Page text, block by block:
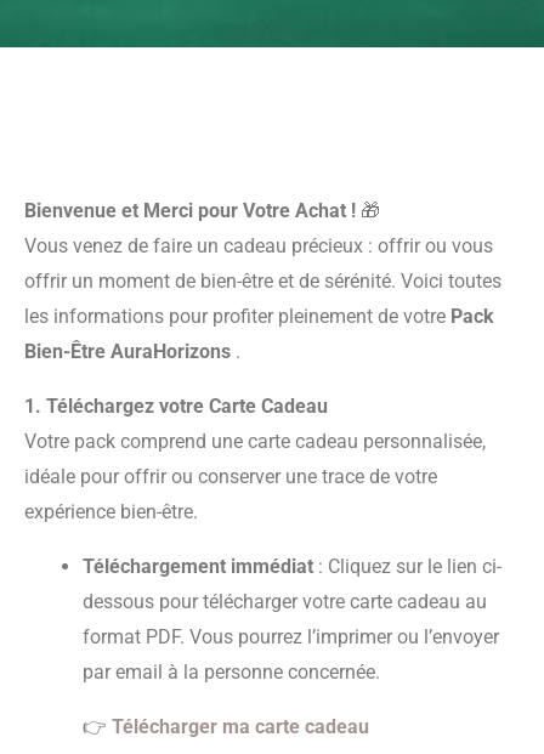
Bienvenue et Merci pour Votre Achat ! 🎁
Vous venez de faire un cadeau précieux : offrir ou vous
offrir un moment de bien-être et de sérénité. Voici toutes
les informations pour profiter pleinement de votre Pack
Bien-Être AuraHorizons .
1. Téléchargez votre Carte Cadeau
Votre pack comprend une carte cadeau personnalisée,
idéale pour offrir ou conserver une trace de votre
expérience bien-être.
Téléchargement immédiat : Cliquez sur le lien ci-
dessous pour télécharger votre carte cadeau au
format PDF. Vous pourrez l’imprimer ou l’envoyer
par email à la personne concernée.
👉 Télécharger ma carte cadeau